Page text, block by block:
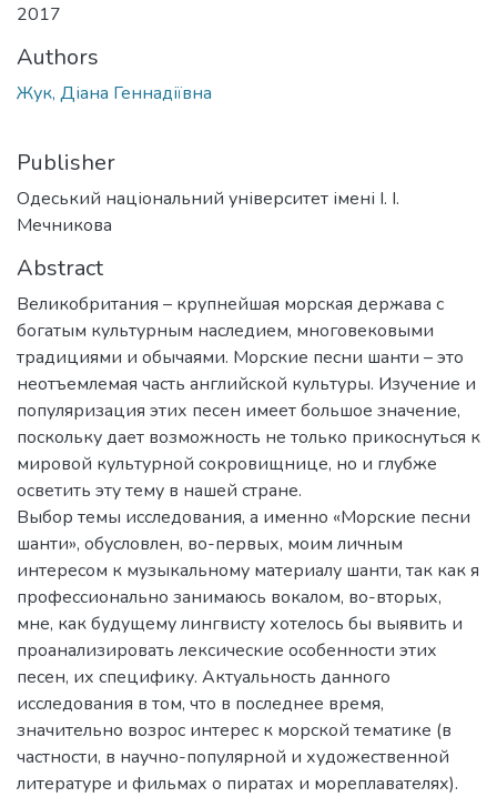
2017
Authors
Жук, Діана Геннадіївна
Publisher
Одеський національний університет імені І. І.
Мечникова
Abstract
Великобритания – крупнейшая морская держава с
богатым культурным наследием, многовековыми
традициями и обычаями. Морские песни шанти – это
неотъемлемая часть английской культуры. Изучение и
популяризация этих песен имеет большое значение,
поскольку дает возможность не только прикоснуться к
мировой культурной сокровищнице, но и глубже
осветить эту тему в нашей стране.
Выбор темы исследования, а именно «Морские песни
шанти», обусловлен, во-первых, моим личным
интересом к музыкальному материалу шанти, так как я
профессионально занимаюсь вокалом, во-вторых,
мне, как будущему лингвисту хотелось бы выявить и
проанализировать лексические особенности этих
песен, их специфику. Актуальность данного
исследования в том, что в последнее время,
значительно возрос интерес к морской тематике (в
частности, в научно-популярной и художественной
литературе и фильмах о пиратах и мореплавателях).